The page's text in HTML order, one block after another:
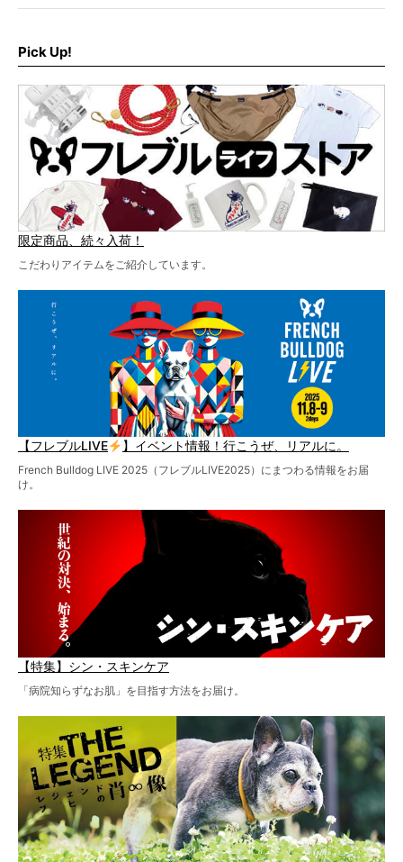
ど、内容盛りだくさんでお送りしていますので、最後まで
お見逃しなく！
Pick Up!
限定商品、続々入荷！
こだわりアイテムをご紹介しています。
【フレブルLIVE 】イベント情報！行こうぜ、リアルに。
French Bulldog LIVE 2025（フレブルLIVE2025）にまつわる情報をお届
け。
【特集】シン・スキンケア
「病院知らずなお肌」を目指す方法をお届け。